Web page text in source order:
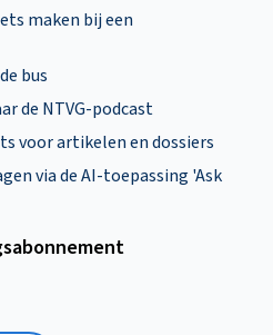
maken bij een
bus
de NTVG-podcast
voor artikelen en dossiers
via de AI-toepassing 'Ask